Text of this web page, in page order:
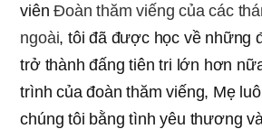
viênĐoàn thăm viếng của các
ngoài, tôi đã được học về những
trở thành đấng tiên tri lớn hơn
trình của đoàn thăm viếng, Mẹ
chúng tôi bằng tình yêu thương